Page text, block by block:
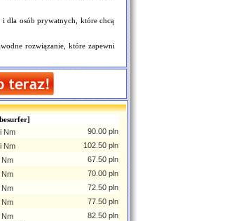
dla osób prywatnych, które chcą
rozwiązanie, które zapewni
Nm 90.00 pln
Nm 102.50 pln
67.50 pln
70.00 pln
72.50 pln
77.50 pln
82.50 pln